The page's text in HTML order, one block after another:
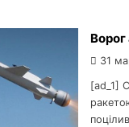
31
[ad_1]